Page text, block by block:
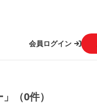
会員ログイン
（0件）